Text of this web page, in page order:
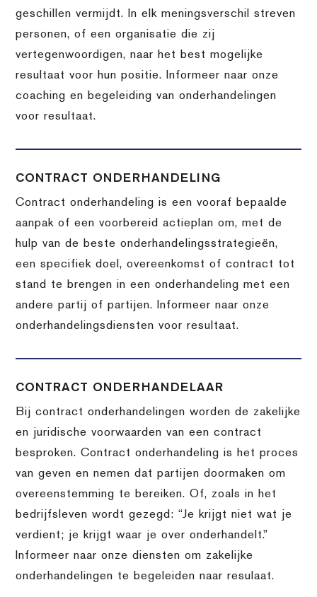
geschillen vermijdt. In elk meningsverschil streven
personen, of een organisatie die zij
vertegenwoordigen, naar het best mogelijke
resultaat voor hun positie. Informeer naar onze
coaching en begeleiding van onderhandelingen
voor resultaat.
CONTRACT ONDERHANDELING
Contract onderhandeling is een vooraf bepaalde
aanpak of een voorbereid actieplan om, met de
hulp van de beste onderhandelingsstrategieën,
een specifiek doel, overeenkomst of contract tot
stand te brengen in een onderhandeling met een
andere partij of partijen. Informeer naar onze
onderhandelingsdiensten voor resultaat.
CONTRACT ONDERHANDELAAR
Bij contract onderhandelingen worden de zakelijke
en juridische voorwaarden van een contract
besproken. Contract onderhandeling is het proces
van geven en nemen dat partijen doormaken om
overeenstemming te bereiken. Of, zoals in het
bedrijfsleven wordt gezegd: “Je krijgt niet wat je
verdient; je krijgt waar je over onderhandelt.”
Informeer naar onze diensten om zakelijke
onderhandelingen te begeleiden naar resulaat.